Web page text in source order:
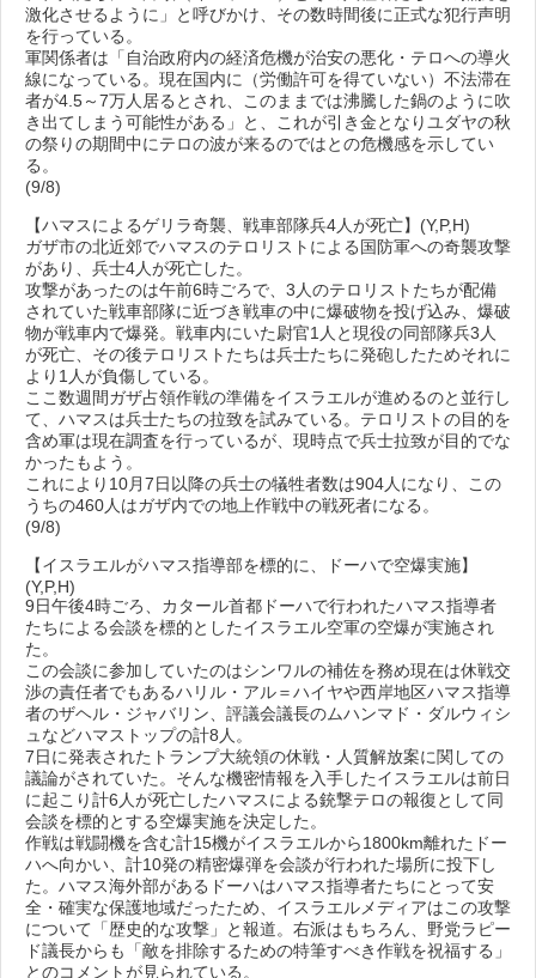
激化させるように」と呼びかけ、その数時間後に正式な犯行声明
を行っている。
軍関係者は「自治政府内の経済危機が治安の悪化・テロへの導火
線になっている。現在国内に（労働許可を得ていない）不法滞在
者が4.5～7万人居るとされ、このままでは沸騰した鍋のように吹
き出てしまう可能性がある」と、これが引き金となりユダヤの秋
の祭りの期間中にテロの波が来るのではとの危機感を示してい
る。
(9/8)
【ハマスによるゲリラ奇襲、戦車部隊兵4人が死亡】(Y,P,H)
ガザ市の北近郊でハマスのテロリストによる国防軍への奇襲攻撃
があり、兵士4人が死亡した。
攻撃があったのは午前6時ごろで、3人のテロリストたちが配備
されていた戦車部隊に近づき戦車の中に爆破物を投げ込み、爆破
物が戦車内で爆発。戦車内にいた尉官1人と現役の同部隊兵3人
が死亡、その後テロリストたちは兵士たちに発砲したためそれに
より1人が負傷している。
ここ数週間ガザ占領作戦の準備をイスラエルが進めるのと並行し
て、ハマスは兵士たちの拉致を試みている。テロリストの目的を
含め軍は現在調査を行っているが、現時点で兵士拉致が目的でな
かったもよう。
これにより10月7日以降の兵士の犠牲者数は904人になり、この
うちの460人はガザ内での地上作戦中の戦死者になる。
(9/8)
【イスラエルがハマス指導部を標的に、ドーハで空爆実施】
(Y,P,H)
9日午後4時ごろ、カタール首都ドーハで行われたハマス指導者
たちによる会談を標的としたイスラエル空軍の空爆が実施され
た。
この会談に参加していたのはシンワルの補佐を務め現在は休戦交
渉の責任者でもあるハリル・アル＝ハイヤや西岸地区ハマス指導
者のザヘル・ジャバリン、評議会議長のムハンマド・ダルウィシ
ュなどハマストップの計8人。
7日に発表されたトランプ大統領の休戦・人質解放案に関しての
議論がされていた。そんな機密情報を入手したイスラエルは前日
に起こり計6人が死亡したハマスによる銃撃テロの報復として同
会談を標的とする空爆実施を決定した。
作戦は戦闘機を含む計15機がイスラエルから1800km離れたドー
ハへ向かい、計10発の精密爆弾を会談が行われた場所に投下し
た。ハマス海外部があるドーハはハマス指導者たちにとって安
全・確実な保護地域だったため、イスラエルメディアはこの攻撃
について「歴史的な攻撃」と報道。右派はもちろん、野党ラピー
ド議長からも「敵を排除するための特筆すべき作戦を祝福する」
とのコメントが見られている。